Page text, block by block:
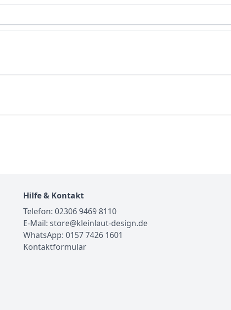
Hilfe & Kontakt
Telefon: 02306 9469 8110
E-Mail: store@kleinlaut-design.de
WhatsApp: 0157 7426 1601
Kontaktformular